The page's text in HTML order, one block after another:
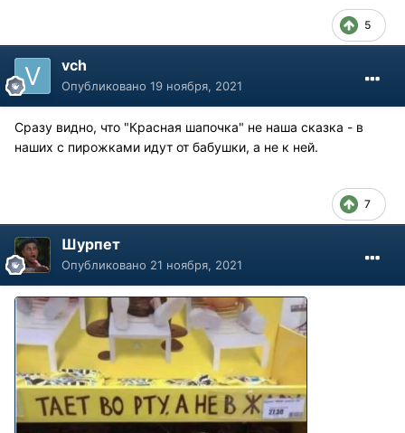
5
vch
Опубликовано 19 ноября, 2021
Сразу видно, что "Красная шапочка" не наша сказка - в
наших с пирожками идут от бабушки, а не к ней.
7
Шурпет
Опубликовано 21 ноября, 2021